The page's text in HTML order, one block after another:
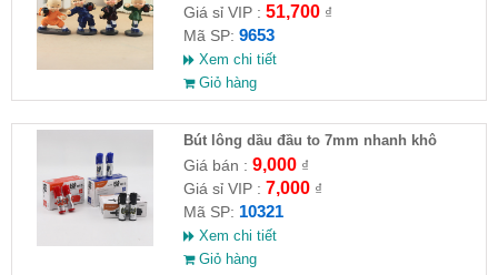
Giá sỉ VIP : 51,700₫
Mã SP: 9653
Xem chi tiết
Giỏ hàng
Bút lông dầu đầu to 7mm nhanh khô
Giá bán : 9,000₫
Giá sỉ VIP : 7,000₫
Mã SP: 10321
Xem chi tiết
Giỏ hàng